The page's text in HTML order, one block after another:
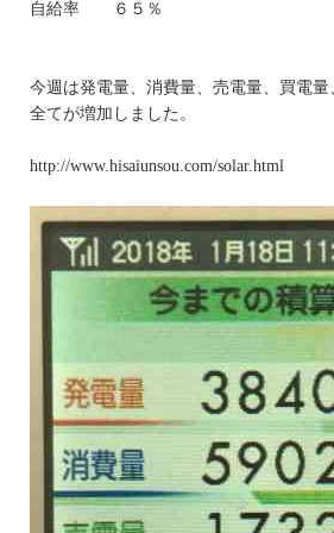
自給率 ６５％
今週は発電量、消費量、売電量、買電量
全てが増加しました。
http://www.hisaiunsou.com/solar.html